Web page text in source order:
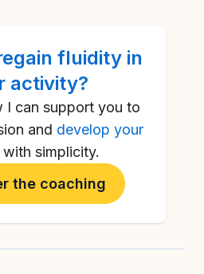
fluidity in
activity?
I can support you to
and develop your
with simplicity.
the coaching